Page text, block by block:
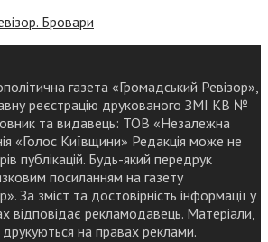
Бровари
газета «Громадський Ревізор»,
реєстрацію друкованого ЗМІ КВ №
та видавець: ТОВ «Незалежна
«Голос Київщини» Редакція може не
публікацій. Будь-який передрук
посиланням на газету
За зміст та достовірність інформації у
відповідає рекламодавець. Матеріали,
на правах реклами.